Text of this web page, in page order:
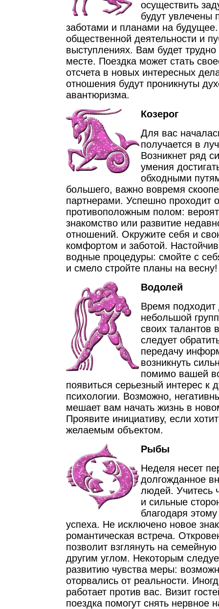
осуществить
будут увлечены
заботами и планами на
общественной деятельности и
выступлениях. Вам будет
месте. Поездка может стать
отсчета в новых интересных
отношения будут проникнуты
авантюризма.
Козерог
Для вас
получается в
Возникнет ряд
умения
обходными
большего, важно вовремя
партнерами. Успешно проходит
противоположным полом:
знакомство или развитие
отношений. Окружите себя и
комфортом и заботой.
водные процедуры: смойте с
и смело стройте планы на весну!
Водолей
Время
небольшой
своих талантов
следует
передачу
возникнуть
помимо вашей
появиться серьезный интерес к
психологии. Возможно,
мешает вам начать жизнь в
Проявите инициативу, если
желаемым объектом.
Рыбы
Неделя несет
долгожданное
людей. Учитесь
и сильные
благодаря
успеха. Не исключено новое
романтическая встреча.
позволит взглянуть на
другим углом. Некоторым
развитию чувства меры:
оторвались от реальности.
работает против вас. Визит
поездка помогут снять нервное